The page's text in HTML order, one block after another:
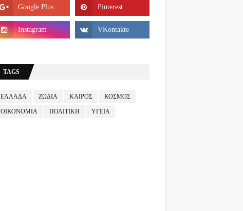
TAGS
ΕΛΛΑΔΑ ΖΩΔΙΑ ΚΑΙΡΟΣ ΚΟΣΜΟΣ
ΟΙΚΟΝΟΜΙΑ ΠΟΛΙΤΙΚΗ ΥΓΕΙΑ